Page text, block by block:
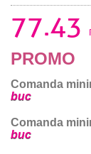
77.43
PROMO
Comanda
buc
Comanda
buc